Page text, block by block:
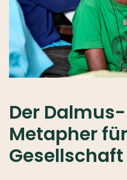
Der
Metapher
Gesellschaft